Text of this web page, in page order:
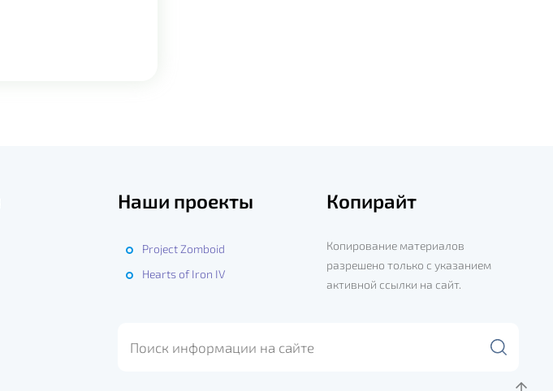
Наши проекты
Project Zomboid
Hearts of Iron IV
Копирайт
Копирование материалов
разрешено только с указанием
активной ссылки на сайт.